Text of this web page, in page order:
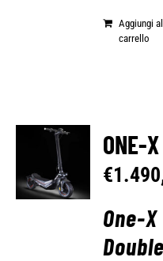
Aggiungi al
carrello
ONE-
€
One-